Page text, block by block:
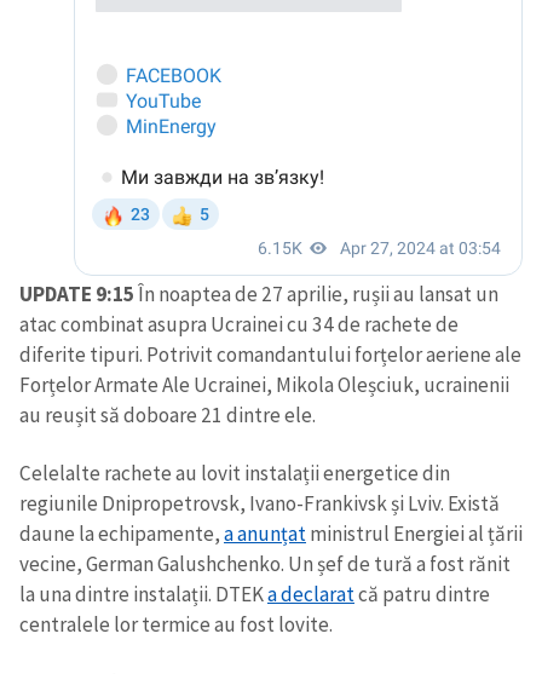
UPDATE 9:15În noaptea de 27 aprilie, rușii au lansat un
atac combinat asupra Ucrainei cu 34 de rachete de
diferite tipuri. Potrivit comandantului forțelor aeriene ale
Forțelor Armate Ale Ucrainei, Mikola Oleșciuk, ucrainenii
au reușit să doboare 21 dintre ele.
Celelalte rachete au lovit instalații energetice din
regiunile Dnipropetrovsk, Ivano-Frankivsk și Lviv. Există
daune la echipamente,a anunțatministrul Energiei al țării
vecine, German Galushchenko. Un șef de tură a fost rănit
la una dintre instalații. DTEKa declaratcă patru dintre
centralele lor termice au fost lovite.